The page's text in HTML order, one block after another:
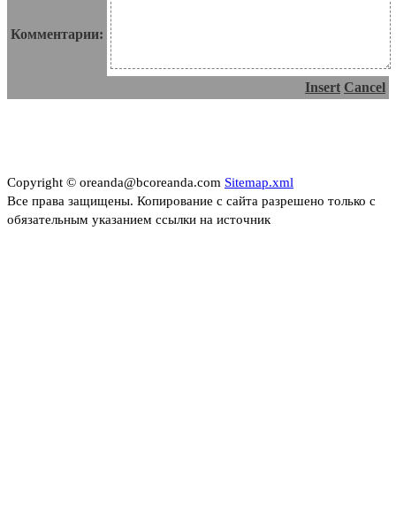
Комментарии:
Insert Cancel
Copyright © oreanda@bcoreanda.com Sitemap.xml
Все права защищены. Копирование с сайта разрешено только с
обязательным указанием ссылки на источник